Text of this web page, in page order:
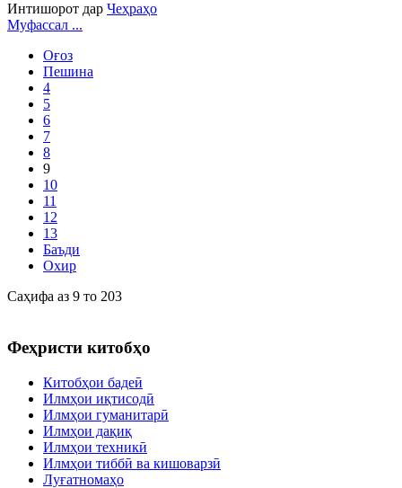
Интишорот дар Чеҳраҳо
Муфассал ...
Оғоз
Пешина
4
5
6
7
8
9
10
11
12
13
Баъди
Охир
Саҳифа аз 9 то 203
Феҳристи китобҳо
Китобҳои бадеӣ
Илмҳои иқтисодӣ
Илмҳои гуманитарӣ
Илмҳои дақиқ
Илмҳои техникӣ
Илмҳои тиббӣ ва кишоварзӣ
Луғатномаҳо